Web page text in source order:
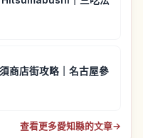
商店街攻略｜名古屋參
查看更多愛知縣的文章→